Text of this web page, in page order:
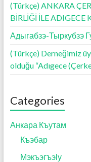
(Türkçe) ANKARA
BİRLİĞİ İLE
Адыгабзэ-Тыркубзэ
(Türkçe) Derneğimiz
olduğu “Adıgece
Categories
Анкара Къутам
Къэбар
Мэкъэгъэӏу